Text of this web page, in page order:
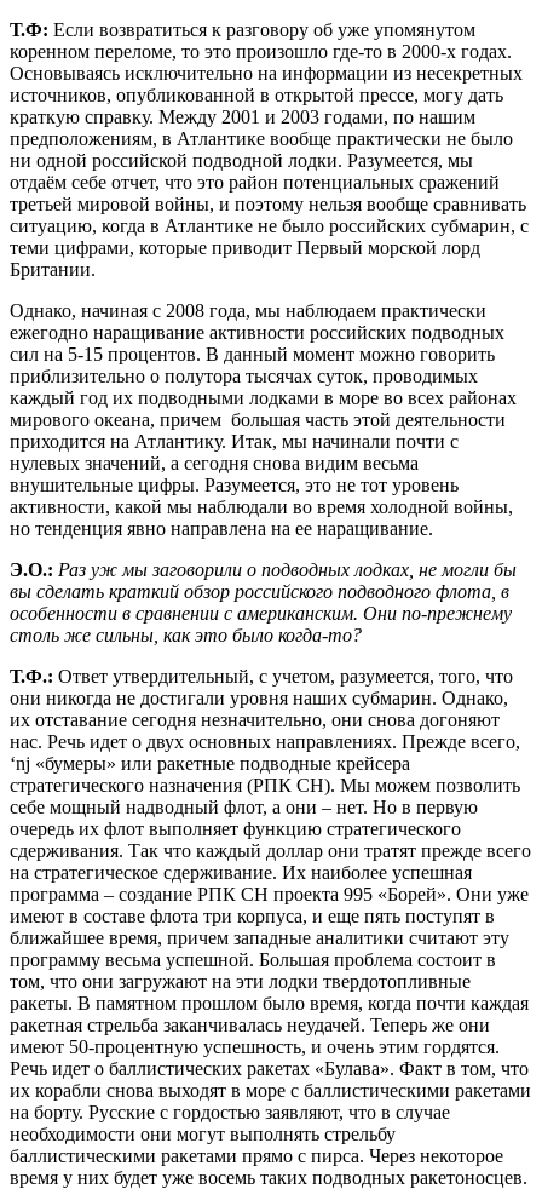
Т.Ф: Если возвратиться к разговору об уже упомянутом
коренном переломе, то это произошло где-то в 2000-х годах.
Основываясь исключительно на информации из несекретных
источников, опубликованной в открытой прессе, могу дать
краткую справку. Между 2001 и 2003 годами, по нашим
предположениям, в Атлантике вообще практически не было
ни одной российской подводной лодки. Разумеется, мы
отдаём себе отчет, что это район потенциальных сражений
третьей мировой войны, и поэтому нельзя вообще сравнивать
ситуацию, когда в Атлантике не было российских субмарин, с
теми цифрами, которые приводит Первый морской лорд
Британии.
Однако, начиная с 2008 года, мы наблюдаем практически
ежегодно наращивание активности российских подводных
сил на 5-15 процентов. В данный момент можно говорить
приблизительно о полутора тысячах суток, проводимых
каждый год их подводными лодками в море во всех районах
мирового океана, причем большая часть этой деятельности
приходится на Атлантику. Итак, мы начинали почти с
нулевых значений, а сегодня снова видим весьма
внушительные цифры. Разумеется, это не тот уровень
активности, какой мы наблюдали во время холодной войны,
но тенденция явно направлена на ее наращивание.
Э.O.: Раз уж мы заговорили о подводных лодках, не могли бы
вы сделать краткий обзор российского подводного флота, в
особенности в сравнении с американским. Они по-прежнему
столь же сильны, как это было когда-то?
Т.Ф.: Ответ утвердительный, с учетом, разумеется, того, что
они никогда не достигали уровня наших субмарин. Однако,
их отставание сегодня незначительно, они снова догоняют
нас. Речь идет о двух основных направлениях. Прежде всего,
‘nj «бумеры» или ракетные подводные крейсера
стратегического назначения (РПК СН). Мы можем позволить
себе мощный надводный флот, а они – нет. Но в первую
очередь их флот выполняет функцию стратегического
сдерживания. Так что каждый доллар они тратят прежде всего
на стратегическое сдерживание. Их наиболее успешная
программа – создание РПК СН проекта 995 «Борей». Они уже
имеют в составе флота три корпуса, и еще пять поступят в
ближайшее время, причем западные аналитики считают эту
программу весьма успешной. Большая проблема состоит в
том, что они загружают на эти лодки твердотопливные
ракеты. В памятном прошлом было время, когда почти каждая
ракетная стрельба заканчивалась неудачей. Теперь же они
имеют 50-процентную успешность, и очень этим гордятся.
Речь идет о баллистических ракетах «Булава». Факт в том, что
их корабли снова выходят в море с баллистическими ракетами
на борту. Русские с гордостью заявляют, что в случае
необходимости они могут выполнять стрельбу
баллистическими ракетами прямо с пирса. Через некоторое
время у них будет уже восемь таких подводных ракетоносцев.